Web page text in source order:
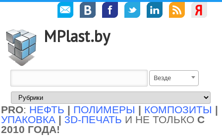
MPlast.by
Везде
PRO: НЕФТЬ | ПОЛИМЕРЫ | КОМПОЗИТЫ |
УПАКОВКА | 3D-ПЕЧАТЬ И НЕ ТОЛЬКО С
2010 ГОДА!